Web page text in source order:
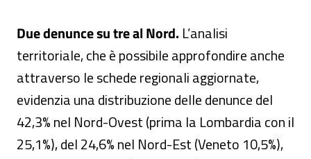
Due denunce su tre al Nord. L’analisi
territoriale, che è possibile approfondire anche
attraverso le schede regionali aggiornate,
evidenzia una distribuzione delle denunce del
42,3% nel Nord-Ovest (prima la Lombardia con il
25,1%), del 24,6% nel Nord-Est (Veneto 10,5%),